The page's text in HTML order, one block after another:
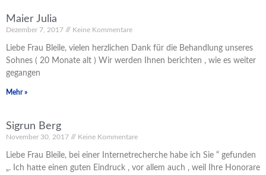
Maier Julia
Dezember 7, 2017 Keine Kommentare
Liebe Frau Bleile, vielen herzlichen Dank für die Behandlung unseres
Sohnes ( 20 Monate alt ) Wir werden Ihnen berichten , wie es weiter
gegangen
Mehr »
Sigrun Berg
November 30, 2017 Keine Kommentare
Liebe Frau Bleile, bei einer Internetrecherche habe ich Sie “ gefunden
„. Ich hatte einen guten Eindruck , vor allem auch , weil Ihre Honorare